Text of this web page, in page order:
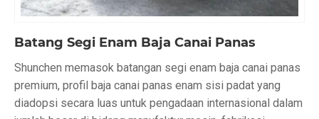
Batang Segi Enam Baja Canai Panas
Shunchen memasok batangan segi enam baja canai panas
premium, profil baja canai panas enam sisi padat yang
diadopsi secara luas untuk pengadaan internasional dalam